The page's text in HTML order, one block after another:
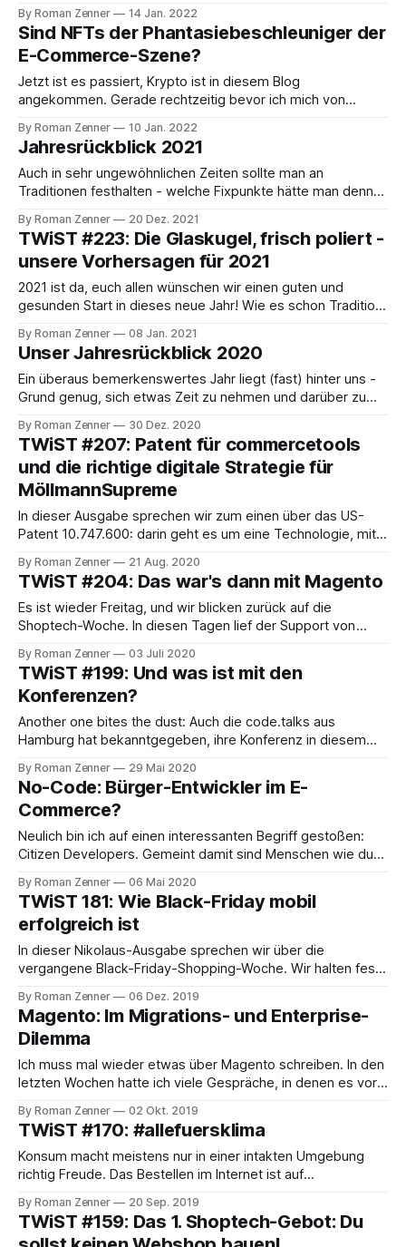
Beschränkung der Datensammlungskapazitäten der Apps
im App-Store Einfluss auf den Online-Handel hat. Zum
Kontext: ihm Rahmen seiner weltweiten Entwickler-
Konferenz WWDC im Jahr 2020
By Roman Zenner 14 Jan. 2022
Sind NFTs der Phantasiebeschleuniger der
E-Commerce-Szene?
Jetzt ist es passiert, Krypto ist in diesem Blog
angekommen. Gerade rechtzeitig bevor ich mich von
muss, habe ich die berühmte Zeit „zwischen den Jahren“
dazu genutzt, mich tiefer in die Materie einzuarbeiten und
ein paar Überlegungen anzustellen. Überblick Zunächst eine
kurze Ortsbestimmung:
By Roman Zenner 10 Jan. 2022
Jahresrückblick 2021
Auch in sehr ungewöhnlichen Zeiten sollte man an
Traditionen festhalten - welche Fixpunkte hätte man denn
haben Martin und ich uns wieder mal vor den Mikrofonen
versammelt und besprochen, wie Corona-Jahr #2 aus E-
By Roman Zenner 20 Dez. 2021
TWiST #223: Die Glaskugel, frisch poliert -
unsere Vorhersagen für 2021
2021 ist da, euch allen wünschen wir einen guten und
gesunden Start in dieses neue Jahr! Wie es schon Tradition
ist - blicken wir in die Glaskugel und treffen ein paar
teilweise gewagte Vorhersagen. Schaut's und hört's
By Roman Zenner 08 Jan. 2021
Unser Jahresrückblick 2020
Ein überaus bemerkenswertes Jahr liegt (fast) hinter uns -
Grund genug, sich etwas Zeit zu nehmen und darüber zu
gesehen, gehört und gedacht haben. Hier einige der
Themen, über die wir uns unterhalten haben: * Jobwechsel:
Roman wechselt von commercetools zu Shopify
By Roman Zenner 30 Dez. 2020
TWiST #207: Patent für commercetools
und die richtige digitale Strategie für
MöllmannSupreme
In dieser Ausgabe sprechen wir zum einen über das US-
Patent 10.747.600: darin geht es um eine Technologie, mit
genauer gesagt, wie sich externe Serverless-Funktionen
über den Core anstoßen lassen. Was genau dahintersteckt,
hat CPO Kelly Goetsch in einem umfangreichen Artikel
beschrieben.
By Roman Zenner 21 Aug. 2020
TWiST #204: Das war's dann mit Magento
Es ist wieder Freitag, und wir blicken zurück auf die
Shoptech-Woche. In diesen Tagen lief der Support von
allgemein ein nicht so spektakulärer Vorgang, denn
üblicherweise gibt es ein besseres Nachfolgeprodukt
sowie einen gut dokumentierten Upgrade-Mechanismus.
Nicht so bei
By Roman Zenner 03 Juli 2020
TWiST #199: Und was ist mit den
Konferenzen?
Another one bites the dust: Auch die code.talks aus
Hamburg hat bekanntgegeben, ihre Konferenz in diesem
und in der Woche, in der ursprünglich die K5-Konferenz als
auch der Shopware Community Day (der jetzt digital am 18.
und 19. Juni stattfindet)
By Roman Zenner 29 Mai 2020
No-Code: Bürger-Entwickler im E-
Commerce?
Neulich bin ich auf einen interessanten Begriff gestoßen:
Citizen Developers. Gemeint damit sind Menschen wie du
ohne besondere IT-Kenntnisse zu haben. Das wirft gleich
zwei Fragen auf: a) brauchen wir wirklich ein weiteres
Buzzword und b) sind ausgebildete Entwickler etwa keine
By Roman Zenner 06 Mai 2020
TWiST 181: Wie Black-Friday mobil
erfolgreich ist
In dieser Nikolaus-Ausgabe sprechen wir über die
vergangene Black-Friday-Shopping-Woche. Wir halten fest:
& einen guten Job gemacht zu haben, von kritischen
technischen Störungen, die noch vor ein paar Jahren gang
und gäbe waren, war in diesem Jahr nichts
By Roman Zenner 06 Dez. 2019
Magento: Im Migrations- und Enterprise-
Dilemma
Ich muss mal wieder etwas über Magento schreiben. In den
letzten Wochen hatte ich viele Gespräche, in denen es vor
Adobe mit Magento? Und: wie können wir als Freelancer
und kleinere Agenturen, die in den letzten 10+ Jahren ein
wunderbares
By Roman Zenner 02 Okt. 2019
TWiST #170: #allefuersklima
Konsum macht meistens nur in einer intakten Umgebung
richtig Freude. Das Bestellen im Internet ist auf
nicht durch Überschwemmungen, Stürme, Erdbeben,
Waldbrände und Dürrekatastrophen gefährdet werden.
By Roman Zenner 20 Sep. 2019
TWiST #159: Das 1. Shoptech-Gebot: Du